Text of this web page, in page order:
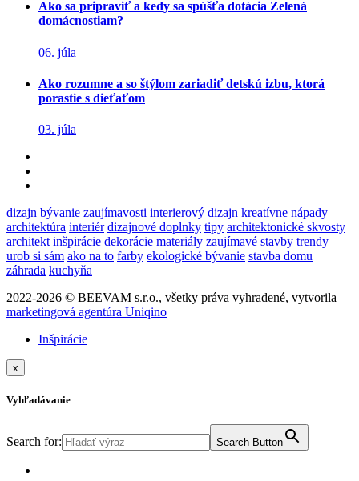
Ako sa pripraviť a kedy sa spúšťa dotácia Zelená
domácnostiam?
06. júla
Ako rozumne a so štýlom zariadiť detskú izbu, ktorá
porastie s dieťaťom
03. júla
dizajn bývanie zaujímavosti interierový dizajn kreatívne nápady
architektúra interiér dizajnové doplnky tipy architektonické skvosty
architekt inšpirácie dekorácie materiály zaujímavé stavby trendy
urob si sám ako na to farby ekologické bývanie stavba domu
záhrada kuchyňa
2022-2026 © BEEVAM s.r.o., všetky práva vyhradené, vytvorila
marketingová agentúra Uniqino
Inšpirácie
x
Vyhľadávanie
Search for: Search Button